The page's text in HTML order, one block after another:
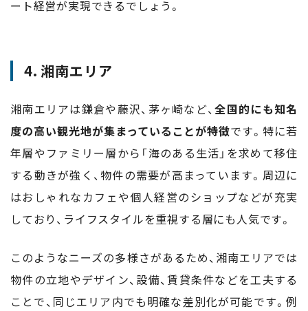
ート経営が実現できるでしょう。
4. 湘南エリア
湘南エリアは鎌倉や藤沢、茅ヶ崎など、全国的にも知名
度の高い観光地が集まっていることが特徴です。特に若
年層やファミリー層から「海のある生活」を求めて移住
する動きが強く、物件の需要が高まっています。周辺に
はおしゃれなカフェや個人経営のショップなどが充実
しており、ライフスタイルを重視する層にも人気です。
このようなニーズの多様さがあるため、湘南エリアでは
物件の立地やデザイン、設備、賃貸条件などを工夫する
ことで、同じエリア内でも明確な差別化が可能です。例